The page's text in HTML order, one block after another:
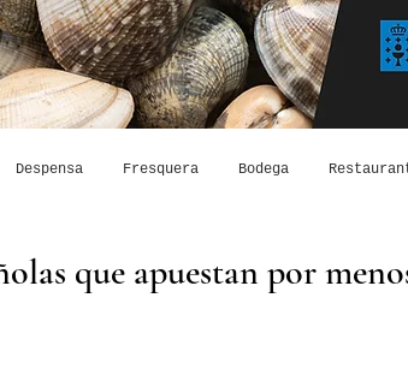
Despensa Fresquera Bodega
que apuestan por